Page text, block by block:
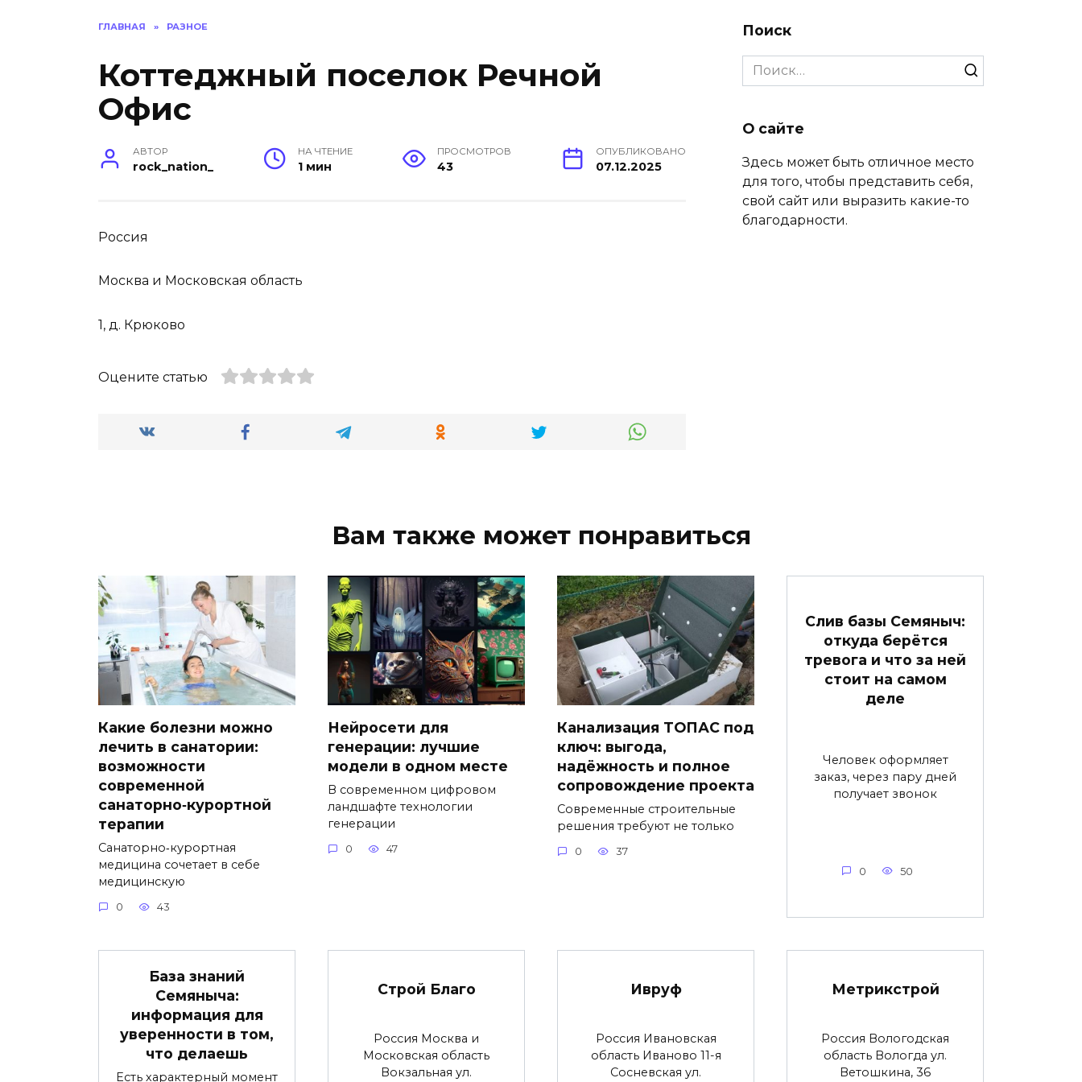
ГЛАВНАЯ » РАЗНОЕ
Коттеджный поселок Речной
Офис
АВТОР
rock_nation_
НА ЧТЕНИЕ
1 мин
ПРОСМОТРОВ
43
ОПУБЛИКОВАНО
07.12.2025
Россия
Москва и Московская область
1, д. Крюково
Оцените статью
Поиск
Search
for:
О сайте
Здесь может быть отличное место
для того, чтобы представить себя,
свой сайт или выразить какие-то
благодарности.
Вам также может понравиться
Какие болезни можно
лечить в санатории:
возможности
современной
санаторно‑курортной
терапии
Санаторно‑курортная
медицина сочетает в себе
медицинскую
0 43
Нейросети для
генерации: лучшие
модели в одном месте
В современном цифровом
ландшафте технологии
генерации
0 47
Канализация ТОПАС под
ключ: выгода,
надёжность и полное
сопровождение проекта
Современные строительные
решения требуют не только
0 37
Слив базы Семяныч:
откуда берётся
тревога и что за ней
стоит на самом
деле
Человек оформляет
заказ, через пару дней
получает звонок
0 50
База знаний
Семяныча:
информация для
уверенности в том,
что делаешь
Есть характерный момент
Строй Благо
Россия Москва и
Московская область
Вокзальная ул.
Ивруф
Россия Ивановская
область Иваново 11-я
Сосневская ул.
Метрикстрой
Россия Вологодская
область Вологда ул.
Ветошкина, 36